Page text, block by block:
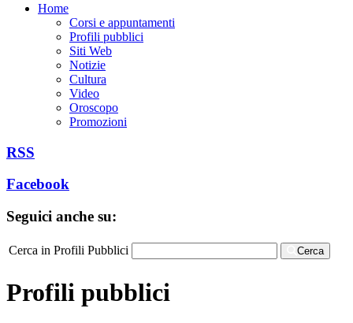
Home
Corsi e appuntamenti
Profili pubblici
Siti Web
Notizie
Cultura
Video
Oroscopo
Promozioni
RSS
Facebook
Seguici anche su:
Cerca in Profili Pubblici Cerca
Profili pubblici